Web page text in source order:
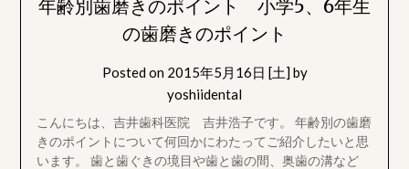
年齢別歯磨きのポイント 小学5、6年生
の歯磨きのポイント
Posted on 2015年5月16日 [土]by
yoshiidental
こんにちは、吉井歯科医院 吉井浩子です。 年齢別の歯磨
きのポイントについて何回かにわたってご紹介したいと思
います。 歯と歯ぐきの境目や歯と歯の間、奥歯の溝など